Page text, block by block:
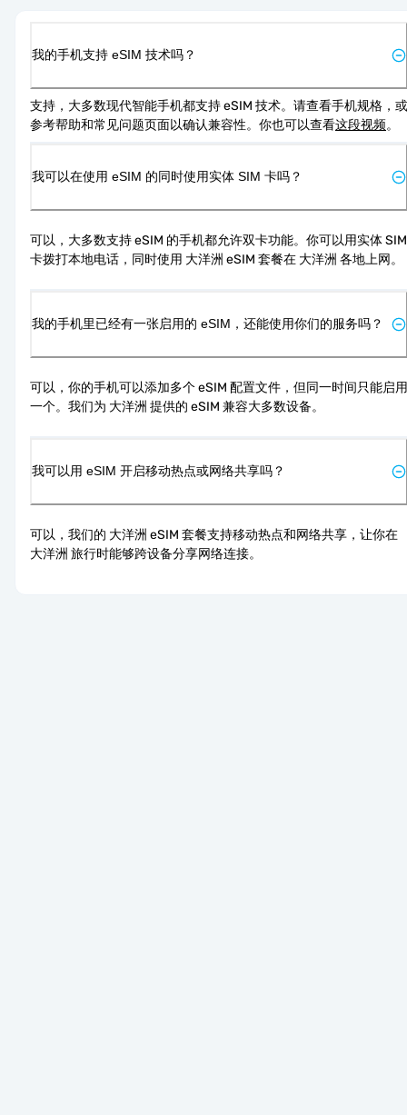
我的手机支持 eSIM 技术吗？
支持，大多数现代智能手机都支持 eSIM 技术。请查看手机规格，或
参考帮助和常见问题页面以确认兼容性。你也可以查看这段视频。
我可以在使用 eSIM 的同时使用实体 SIM 卡吗？
可以，大多数支持 eSIM 的手机都允许双卡功能。你可以用实体 SIM
卡拨打本地电话，同时使用 大洋洲 eSIM 套餐在 大洋洲 各地上网。
我的手机里已经有一张启用的 eSIM，还能使用你们的服务吗？
可以，你的手机可以添加多个 eSIM 配置文件，但同一时间只能启用
一个。我们为 大洋洲 提供的 eSIM 兼容大多数设备。
我可以用 eSIM 开启移动热点或网络共享吗？
可以，我们的 大洋洲 eSIM 套餐支持移动热点和网络共享，让你在
大洋洲 旅行时能够跨设备分享网络连接。